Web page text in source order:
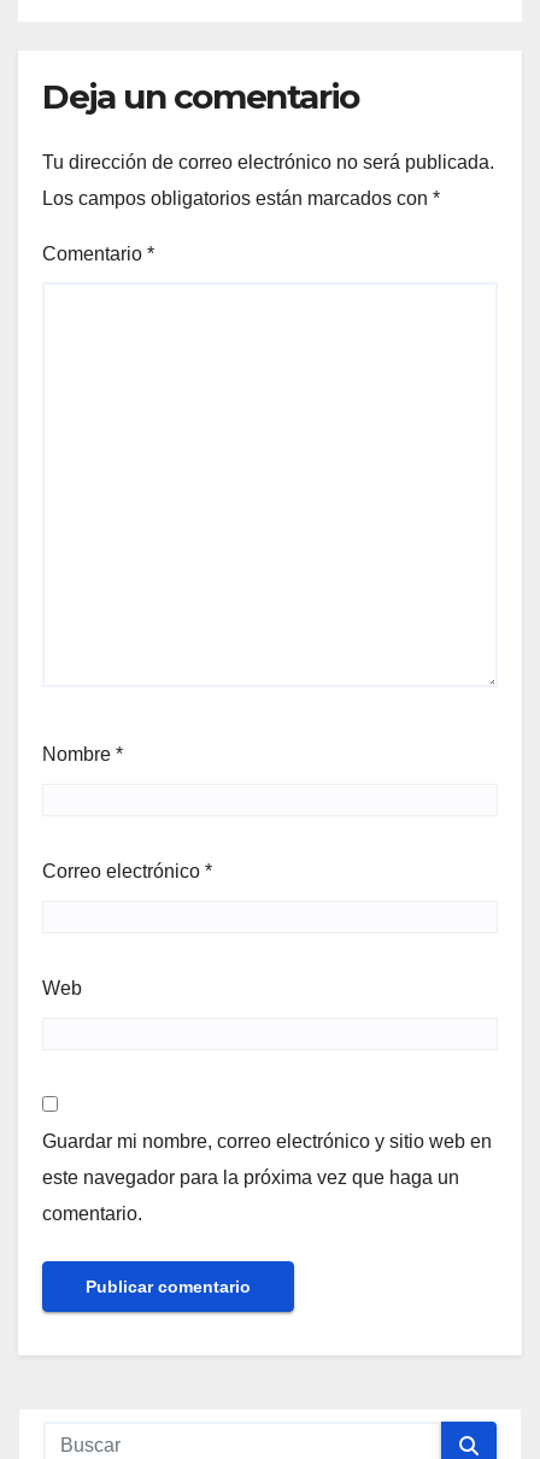
Deja un comentario
Tu dirección de correo electrónico no será publicada.
Los campos obligatorios están marcados con *
Comentario *
Nombre *
Correo electrónico *
Web
Guardar mi nombre, correo electrónico y sitio web en
este navegador para la próxima vez que haga un
comentario.